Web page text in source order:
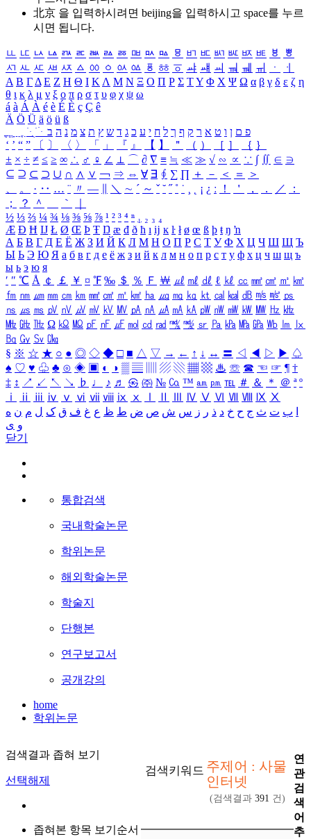
北京 을 입력하시려면 beijing을 입력하시고 space를 누르
시면 됩니다.
ㅥ ㅦ ㅧ ㅨ ㅩ ㅪ ㅫ ㅬ ㅭ ㅮ ㅯ ㅰ ㅱ ㅲ ㅳ ㅴ ㅵ ㅶ ㅷ ㅸ
ㅹ
ㅺ ㅻ ㅼ ㅽ ㅾ ㅿ ㆀ ㆁ ㆂ ㆃ ㆄ ㆅ ㆆ ㆇ ㆈ ㆉ ㆊ ㆋ ㆌ ㆍ
ㆎ
Α Β ΓΔ Ε Ζ Η Θ Ι ΚΛ Μ Ν Ξ Ο Π Ρ Σ ΤΥ Φ Χ Ψ Ω α β γ δ ε ζ η
θ ι κ λ μ ν ξ ο π ρ σ τ υ φ χ ψ ω
á à Á À é è É È ç Ç ê
Ä Ö Ü ä ö ü ß
ִֶֹ ֻּ ׁׂ פ ם ן ו ט א ר ק ף ך ל ח י ע כ ג ד ש ץ ת צ מ נ ה ב
‘ ’ “ ” 〔 〕 〈 〉 「 」 『 』 【 】 ＂ （ ） ［ ］ ｛ ｝
± × ÷ ≠ ≤ ≥ ∞ ∴ ♂ ♀ ∠ ⊥ ⌒ ∂ ∇ ≡ ≒ ≪ ≫ √ ∽ ∝ ∵ ∫ ∬ ∈ ∋
⊆ ⊇ ⊂ ⊃ ∪ ∩ ∧ ∨ ￢ ⇒ ⇔ ∀ ∃ ∮ ∑ ∏ ＋ － ＜ ＝
＞
、
。 · ‥ … ¨ 〃 ― ＼ ∼ ´ ～ ˇ ˘ ˝ ˚ ˙ ¸ ¡ ¿ ː ！ ＇ ， ． ／
：
；
？ ＾ ｀
½ ⅓ ⅔ ¼ ¾ ⅛ ⅜ ⅝ ⅞ ¹ ² ³ ⁴ ⁿ ₁ ₂ ₃ ₄
Æ Ð Ħ Ĳ Ł Ø Œ Þ Ŧ Ŋ æ đ ð ħ ı ĳ ĸ ŀ ł ø œ ß þ ŧ ŋ ŉ
А Б В Г Д Е Ё Ж З И Й К Л М Н О П Р С Т У Ф Х Ц Ч Ш Щ Ъ
Ы Ь Э Ю Я а б в г д е ё ж з и й к л м н о п р с т у ф х ц ч ш щ ъ
ы ь э ю я
′ ″ ℃ Å ￠ ￡ ￥ ¤ ℉ ‰ ＄ ％ Ｆ ￦ ㎕ ㎖ ㎗ ℓ ㎘ ㏄ ㎣ ㎤ ㎥ ㎦
㎙ ㎚ ㎛ ㎜ ㎝ ㎞ ㎟ ㎠ ㎡ ㎢ ㏊ ㎍ ㎎ ㎏ ㏏ ㎈ ㎉ ㏈ ㎧ ㎨ ㎰
㎱ ㎲ ㎳ ㎴ ㎵ ㎶ ㎷ ㎸ ㎹ ㎀ ㎁ ㎂ ㎃ ㎄ ㎺ ㎻ ㎽ ㎾ ㎿ ㎐ ㎑
㎒ ㎓ ㎔ Ω ㏀ ㏁ ㎊ ㎋ ㎌ ㏖ ㏅ ㎭ ㎮ ㎯ ㏛ ㎩ ㎪ ㎫ ㎬ ㏝ ㏐
㏓
㏃ ㏉ ㏜ ㏆
§ ※ ☆ ★ ○ ● ◎ ◇ ◆ □ ■ △ ▽ → ← ↑ ↓ ↔ 〓 ◁ ◀ ▷ ▶ ♤
♠ ♡ ♥ ♧ ♣ ⊙ ◈ ▣ ◐ ◑ ▒ ▤ ▨ ▧ ▦ ▩ ♨ ☏ ☎ ☜ ☞ ¶ †
‡ ↕ ↗ ↙ ↖ ↘ ♭ ♩ ♪ ♬ ㉿ ㈜ № ㏇ ™ ㏂ ㏘ ℡ ＃ ＆ ＊ ＠ ª º
ⅰ
ⅱ ⅲ ⅳ ⅴ ⅵ ⅶ ⅷ ⅸ ⅹ Ⅳ Ⅴ Ⅵ Ⅶ Ⅷ Ⅸ Ⅹ
ب ت ث ج ح خ د ذ ر ز س ش ص ض ط ظ ع غ ف ق ک ل م ن ه
و ی
닫기
통합검색
국내학술논문
학위논문
해외학술논문
학술지
단행본
연구보고서
공개강의
home
학위논문
검색결과 좁혀 보기
선택해제
좁혀본 항목 보기순서
검색키워드 주제어 : 사물
인터넷
(검색결과 391 건)
연
관
검
색
어
추